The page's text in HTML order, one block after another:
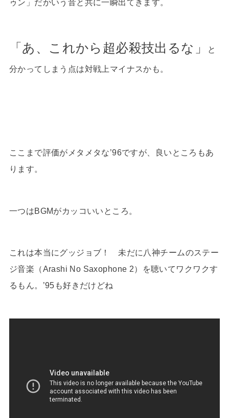
ゥン」だかいう音と共に一瞬出てきます。
「あ、これから超必殺技出るな」 と
分かってしまう点は対戦上マイナスかも。
ここまで評価がメタメタな’96ですが、良いところもあ
ります。
一つはBGMがカッコいいところ。
これは本当にグッジョブ！ 未だに八神チームのステー
ジ音楽（Arashi No Saxophone 2）を聴いてワクワクす
るもん。’95も好きだけどね